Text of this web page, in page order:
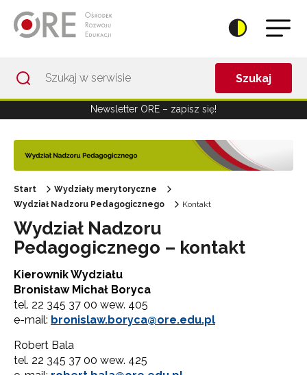
Szukaj
Newsletter ORE – zapisz się!
Start
Wydziały merytoryczne
Wydział Nadzoru Pedagogicznego
Kontakt
Wydział Nadzoru
Pedagogicznego – kontakt
Kierownik Wydziału
Bronisław Michał Boryca
tel. 22 345 37 00 wew. 405
e-mail: bronislaw.boryca@ore.edu.pl
Robert Bala
tel. 22 345 37 00 wew. 425